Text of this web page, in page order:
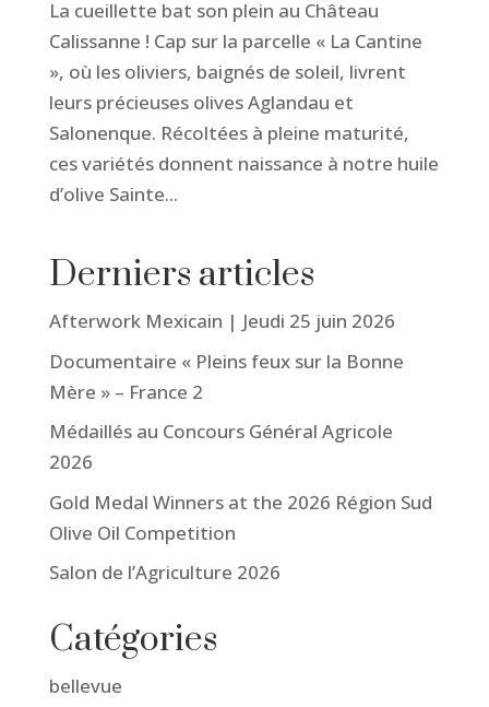
La cueillette bat son plein au Château
Calissanne ! Cap sur la parcelle « La Cantine
», où les oliviers, baignés de soleil, livrent
leurs précieuses olives Aglandau et
Salonenque. Récoltées à pleine maturité,
ces variétés donnent naissance à notre huile
d’olive Sainte...
Derniers articles
Afterwork Mexicain | Jeudi 25 juin 2026
Documentaire « Pleins feux sur la Bonne
Mère » – France 2
Médaillés au Concours Général Agricole
2026
Gold Medal Winners at the 2026 Région Sud
Olive Oil Competition
Salon de l’Agriculture 2026
Catégories
bellevue